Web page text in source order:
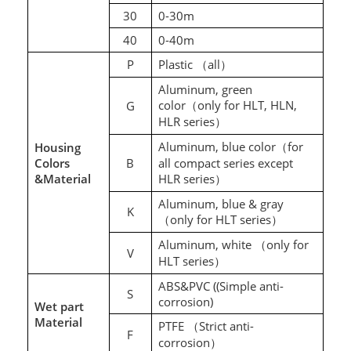
30
0-30m
40
0-40m
Housing
Colors
&Material
P Plastic （all）
G
Aluminum, green
color（only for HLT, HLN,
HLR series）
B
Aluminum, blue color（for
all compact series except
HLR series）
K Aluminum, blue & gray
（only for HLT series）
V
Aluminum, white （only for
HLT series）
Wet part
Material
S
ABS&PVC ((Simple anti-
corrosion)
F
PTFE （Strict anti-
corrosion）